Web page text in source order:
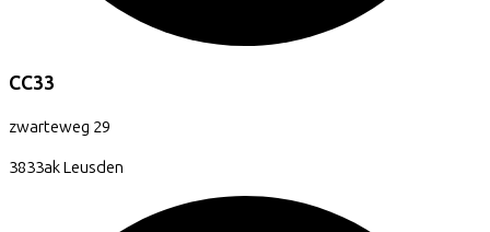
CC33
zwarteweg 29
3833akLeusden